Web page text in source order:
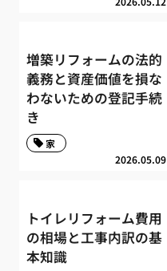
増築リフォームの法的
義務と資産価値を損な
わないための登記手続
き
2026.05.09
家
トイレリフォーム費用
の相場と工事内訳の基
本知識